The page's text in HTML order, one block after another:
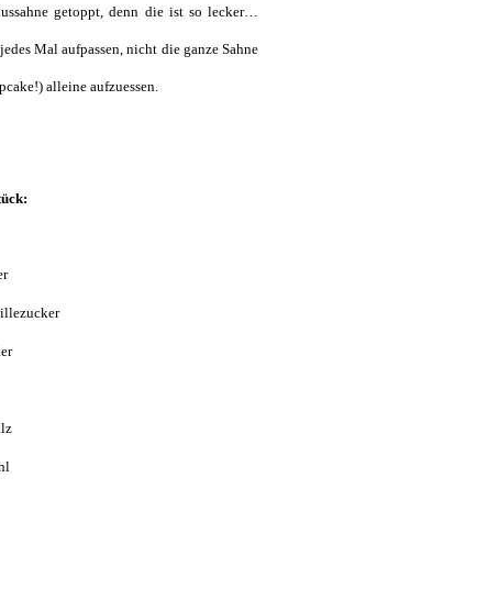
getoppt, denn die ist so lecker…
Mal aufpassen, nicht die ganze Sahne
alleine aufzuessen.